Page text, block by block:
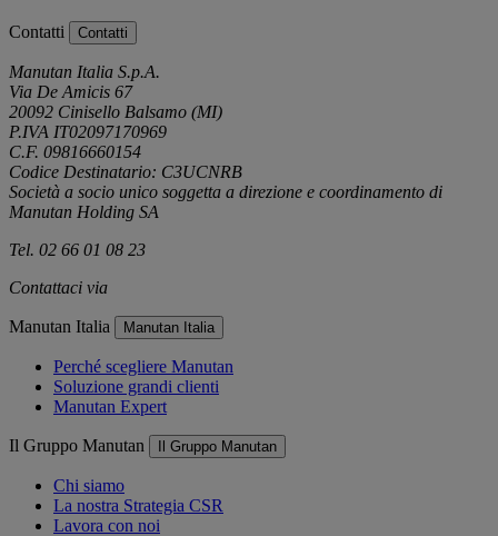
Contatti Contatti
Manutan Italia S.p.A.
Via De Amicis 67
20092 Cinisello Balsamo (MI)
P.IVA IT02097170969
C.F. 09816660154
Codice Destinatario: C3UCNRB
Società a socio unico soggetta a direzione e coordinamento di
Manutan Holding SA
Tel. 02 66 01 08 23
Contattaci via
Manutan Italia Manutan Italia
Perché scegliere Manutan
Soluzione grandi clienti
Manutan Expert
Il Gruppo Manutan Il Gruppo Manutan
Chi siamo
La nostra Strategia CSR
Lavora con noi